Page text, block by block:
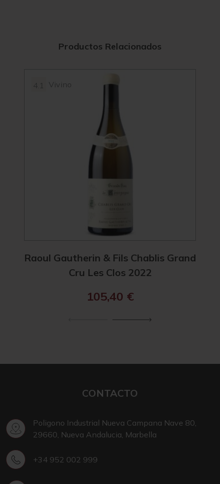
Productos Relacionados
Vivino
Raoul Gautherin & Fils Chablis Grand
Cru Les Clos 2022
105,40 €
CONTACTO
Poligono Industrial Nueva Campana Nave 80,
29660, Nueva Andalucia, Marbella
+34 952 002 999